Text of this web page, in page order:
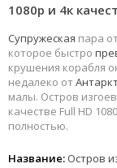
1080р и 4к
Супружеская пара
которое быстро
крушения корабля
недалеко от
малы. Остров
качестве Full HD
полностью.
Название: Остров